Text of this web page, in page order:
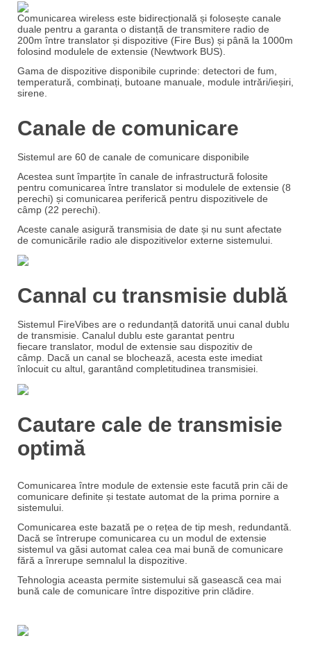
Comunicarea wireless este bidirecțională și folosește canale
duale pentru a garanta o distanță de transmitere radio de
200m între translator și dispozitive (Fire Bus) și până la 1000m
folosind modulele de extensie (Newtwork BUS).
Gama de dispozitive disponibile cuprinde: detectori de fum,
temperatură, combinați, butoane manuale, module intrări/ieșiri,
sirene.
Canale de comunicare
Sistemul are 60 de canale de comunicare disponibile
Acestea sunt împarțite în canale de infrastructură folosite
pentru comunicarea între translator si modulele de extensie (8
perechi) și comunicarea periferică pentru dispozitivele de
câmp (22 perechi).
Aceste canale asigură transmisia de date și nu sunt afectate
de comunicările radio ale dispozitivelor externe sistemului.
Cannal cu transmisie dublă
Sistemul FireVibes are o redundanță datorită unui canal dublu
de transmisie. Canalul dublu este garantat pentru
fiecare translator, modul de extensie sau dispozitiv de
câmp. Dacă un canal se blochează, acesta este imediat
înlocuit cu altul, garantând completitudinea transmisiei.
Cautare cale de transmisie
optimă
Comunicarea între module de extensie este facută prin căi de
comunicare definite și testate automat de la prima pornire a
sistemului.
Comunicarea este bazată pe o rețea de tip mesh, redundantă.
Dacă se întrerupe comunicarea cu un modul de extensie
sistemul va găsi automat calea cea mai bună de comunicare
fără a înrerupe semnalul la dispozitive.
Tehnologia aceasta permite sistemului să gasească cea mai
bună cale de comunicare între dispozitive prin clădire.